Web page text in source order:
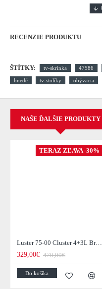
RECENZIE PRODUKTU
ŠTÍTKY: tv-skrinka 47586
hnedé tv-stolíky obývacia
NAŠE ĎALŠIE PRODUKTY
TERAZ ZĽAVA -30%
Luster 75-00 Cluster 4+3L Brown + Jantar Glass
329,00€ 470,00€
Do košíka